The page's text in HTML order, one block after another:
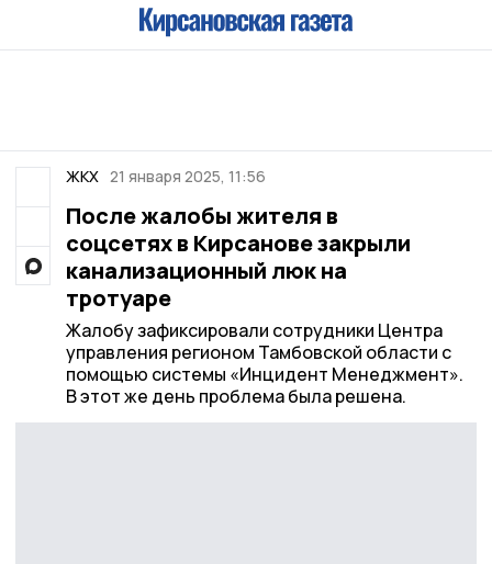
ЖКХ 21 января 2025, 11:56
После жалобы жителя в
соцсетях в Кирсанове закрыли
канализационный люк на
тротуаре
Жалобу зафиксировали сотрудники Центра
управления регионом Тамбовской области с
помощью системы «Инцидент Менеджмент».
В этот же день проблема была решена.